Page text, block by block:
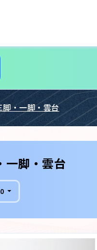
脚・一脚・雲台
一脚・雲台